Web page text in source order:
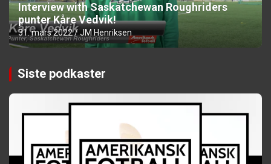
Interview with Saskatchewan Roughriders
punter Kåre Vedvik!
31. mars 2022 JM Henriksen
Siste podkaster